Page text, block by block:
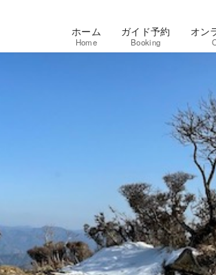
ホーム
Home
ガイド予約
Booking
オン